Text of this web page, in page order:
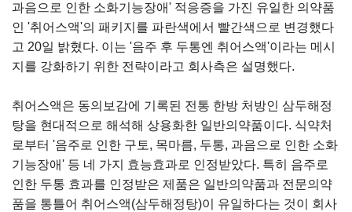
과음으로 인한 소화기능장애' 적응증을 가진 유일한 의약품
인 '취어스액'의 패키지를 파란색에서 빨간색으로 변경했다
고 20일 밝혔다. 이는 '음주 후 두통엔 취어스액'이라는 메시
지를 강화하기 위한 전략이라고 회사측은 설명했다.
취어스액은 동의보감에 기록된 전통 한방 처방인 삼두해정
탕을 현대적으로 해석해 상용화한 일반의약품이다. 식약처
로부터 '음주로 인한 구토, 목마름, 두통, 과음으로 인한 소화
기능장애' 등 네 가지 효능효과로 인정받았다. 특히 음주로
인한 두통 효과를 인정받은 제품은 일반의약품과 전문의약
품을 통틀어 취어스액(삼두해정탕)이 유일하다는 것이 회사